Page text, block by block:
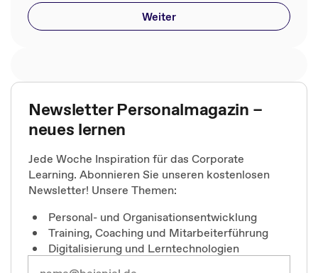
Weiter
Newsletter Personalmagazin –
neues lernen
Jede Woche Inspiration für das Corporate
Learning. Abonnieren Sie unseren kostenlosen
Newsletter! Unsere Themen:
Personal- und Organisationsentwicklung
Training, Coaching und Mitarbeiterführung
Digitalisierung und Lerntechnologien